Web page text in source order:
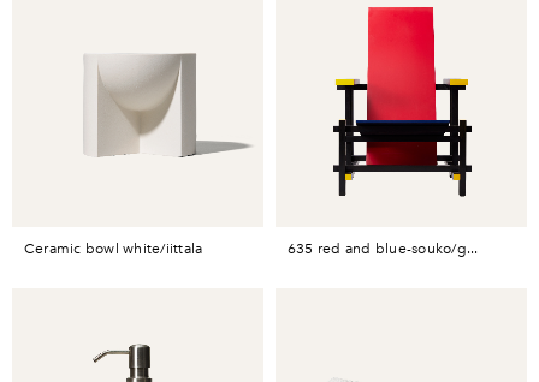
ceramic bowl white/iittala 635 red and blue-souko/g...